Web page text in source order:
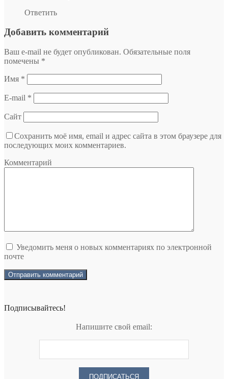
Ответить
Добавить комментарий
Ваш e-mail не будет опубликован. Обязательные поля
помечены *
Имя *
E-mail *
Сайт
Сохранить моё имя, email и адрес сайта в этом браузере для
последующих моих комментариев.
Комментарий
Уведомить меня о новых комментариях по электронной
почте
Подписывайтесь!
Напишите свой email: